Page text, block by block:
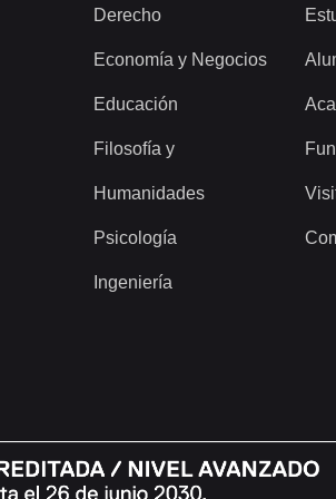
Derecho
Economía y Negocios
Educación
Filosofía y
Humanidades
Psicología
Ingeniería